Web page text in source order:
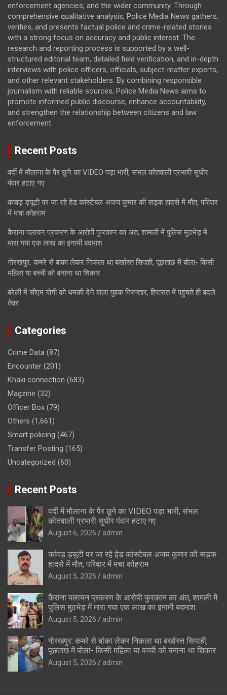
enforcement agencies, and the wider community. Through
comprehensive qualitative analysis, Police Media News gathers,
verifies, and presents factual police and crime-related stories
with a strong focus on accuracy and public interest. The
research and reporting process is supported by a well-
structured editorial team, detailed field verification, and in-depth
interviews with police officers, officials, subject-matter experts,
and other relevant stakeholders. By combining responsible
journalism with reliable sources, Police Media News aims to
promote informed public discourse, enhance accountability,
and strengthen the relationship between citizens and law
enforcement.
Recent Posts
वर्दी में मौलाना के पैर छूने का VIDEO पड़ा भारी, संभल कोतवाली प्रभारी सुधीर
पंवार हटाए गए
कांवड़ ड्यूटी पर जा रहे हेड कांस्टेबल अजय कुमार की सड़क हादसे में मौत, परिवार
में मचा कोहराम
कैराना पलायन प्रकरण के आरोपी फुरकान का अंत, शामली में पुलिस मुठभेड़ में
मारा गया एक लाख का इनामी बदमाश
गोरखपुर: कमरे से बांका लेकर निकला था बर्खास्त सिपाही, पूछताछ में बोला- किसी
महिला या बच्ची को बनाना था शिकार
बरेली में सीएम योगी को धमकी देने वाला युवक गिरफ्तार, हिरासत में पहुंचते ही बदले
तेवर
Categories
Crime Data (87)
Encounter (201)
Khaki connection (683)
Magzine (32)
Officer Box (79)
Others (1,661)
Smart policing (467)
Transfer Posting (165)
Uncategorized (60)
Recent Posts
वर्दी में मौलाना के पैर छूने का VIDEO पड़ा भारी, संभल
कोतवाली प्रभारी सुधीर पंवार हटाए गए
August 6, 2026 admin
कांवड़ ड्यूटी पर जा रहे हेड कांस्टेबल अजय कुमार की सड़क
हादसे में मौत, परिवार में मचा कोहराम
August 5, 2026 admin
कैराना पलायन प्रकरण के आरोपी फुरकान का अंत, शामली में
पुलिस मुठभेड़ में मारा गया एक लाख का इनामी बदमाश
August 5, 2026 admin
गोरखपुर: कमरे से बांका लेकर निकला था बर्खास्त सिपाही,
पूछताछ में बोला- किसी महिला या बच्ची को बनाना था शिकार
August 5, 2026 admin